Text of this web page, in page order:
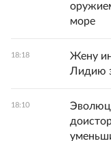
море
18:18
Жену
Лидию
18:10